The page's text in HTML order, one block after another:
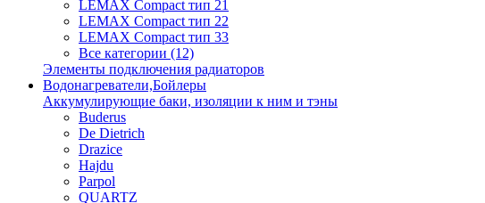
LEMAX Compact тип 21
LEMAX Compact тип 22
LEMAX Compact тип 33
Все категории (12)
Элементы подключения радиаторов
Водонагреватели,Бойлеры
Аккумулирующие баки, изоляции к ним и тэны
Buderus
De Dietrich
Drazice
Hajdu
Parpol
QUARTZ